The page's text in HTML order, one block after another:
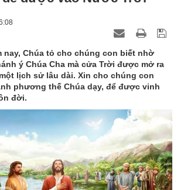
nay, Chúa tỏ cho chúng con biết nhờ
ý Chúa Cha mà cửa Trời được mở ra
lịch sử lâu dài. Xin cho chúng con
phương thế Chúa dạy, để được vinh
đời.